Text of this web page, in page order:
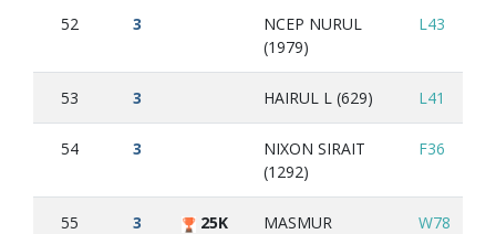
52 3
NCEP NURUL
(1979)
L43
53 3 HAIRUL L (629) L41
54 3
NIXON SIRAIT
(1292)
F36
55 3 25K
MASMUR
W78